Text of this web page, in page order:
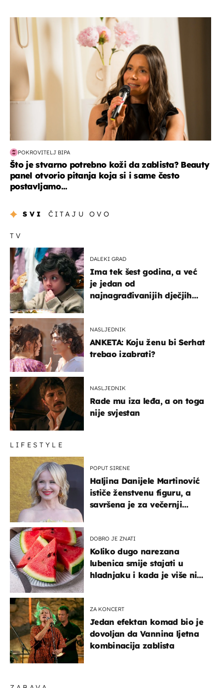
moda & ljepota
POKROVITELJ BIPA
Što je stvarno potrebno koži da zablista? Beauty
panel otvorio pitanja koja si i same često
postavljamo...
SVI ČITAJU OVO
TV
DALEKI GRAD
Ima tek šest godina, a već
je jedan od
najnagrađivanijih dječjih
NASLJEDNIK
ANKETA: Koju ženu bi Serhat
trebao izabrati?
NASLJEDNIK
Rade mu iza leđa, a on toga
nije svjestan
LIFESTYLE
POPUT SIRENE
Haljina Danijele Martinović
ističe ženstvenu figuru, a
savršena je za večernji
DOBRO JE ZNATI
Koliko dugo narezana
lubenica smije stajati u
hladnjaku i kada je više nije
ZA KONCERT
Jedan efektan komad bio je
dovoljan da Vannina ljetna
kombinacija zablista